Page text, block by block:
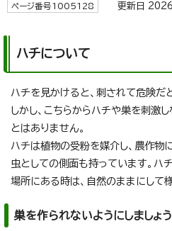
ページ番号1005128 更新日 2026
ハチについて
ハチを見かけると、刺されて危険だ
しかし、こちらからハチや巣を刺激
とはありません。
ハチは植物の受粉を媒介し、農作物
虫としての側面も持っています。ハ
場所にある時は、自然のままにして
巣を作られないようにしましょう